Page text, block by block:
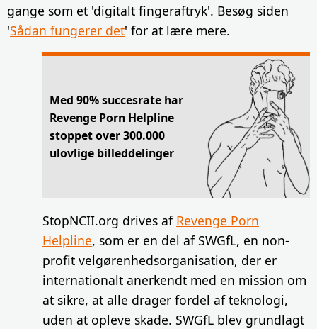
gange som et 'digitalt fingeraftryk'. Besøg siden
'Sådan fungerer det' for at lære mere.
Med 90% succesrate har
Revenge Porn Helpline
stoppet over 300.000
ulovlige billeddelinger
StopNCII.org drives af Revenge Porn
Helpline, som er en del af SWGfL, en non-
profit velgørenhedsorganisation, der er
internationalt anerkendt med en mission om
at sikre, at alle drager fordel af teknologi,
uden at opleve skade. SWGfL blev grundlagt